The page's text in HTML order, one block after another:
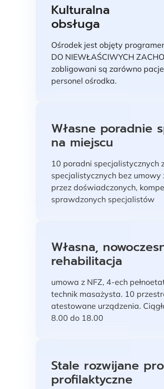
Kulturalna
obsługa
Ośrodek jest objęty
DO NIEWŁAŚCIWYCH
zobligowani są zarówno
personel ośrodka.
Własne poradnie
na miejscu
10 poradni specjalistycznych
specjalistycznych bez
przez doświadczonych,
sprawdzonych specjalistów
Własna,
rehabilitacja
umowa z NFZ, 4-ech
technik masażysta. 10
atestowane urządzenia.
8.00 do 18.00
Stale rozwijane
profilaktyczne